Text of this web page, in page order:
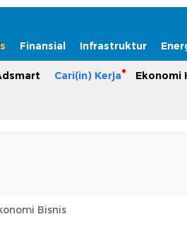
Finansial Infrastruktur
Cari(in) Kerja Ekonomi
Bisnis